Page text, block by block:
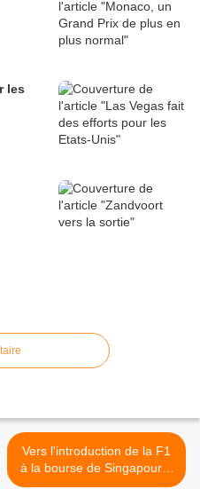
les
Vers l'introduction de la F1
à la bourse de Singapour ?
>